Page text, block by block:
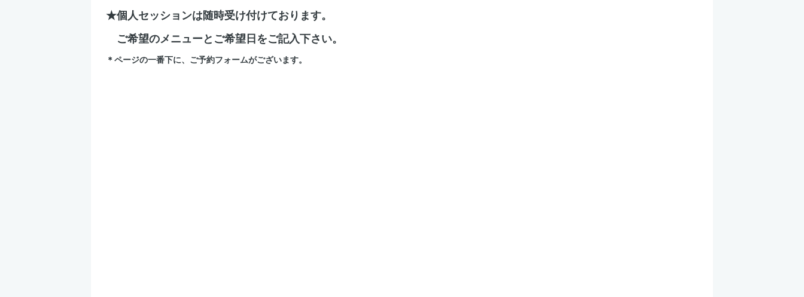
★個人セッションは随時受け付けております。
ご希望のメニューとご希望日をご記入下さい。
＊ページの一番下に、ご予約フォームがございます。